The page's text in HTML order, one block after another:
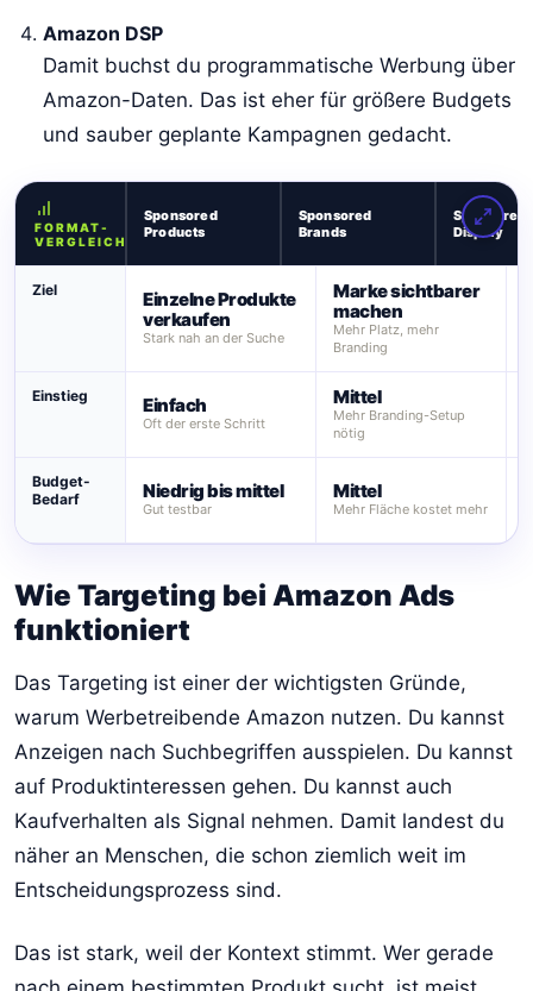
Amazon DSP
Damit buchst du programmatische Werbung über
Amazon-Daten. Das ist eher für größere Budgets
und sauber geplante Kampagnen gedacht.
FORMAT-
VERGLEICH
Sponsored
Products
Sponsored
Brands
Sponsored
Display
Ziel
Einzelne Produkte
verkaufen
Stark nah an der Suche
Marke sichtbarer
machen
Mehr Platz, mehr
Branding
Einstieg Einfach
Oft der erste Schritt
Mittel
Mehr Branding-Setup
nötig
Budget-
Bedarf
Niedrig bis mittel
Gut testbar
Mittel
Mehr Fläche kostet mehr
Wie Targeting bei Amazon Ads
funktioniert
Das Targeting ist einer der wichtigsten Gründe,
warum Werbetreibende Amazon nutzen. Du kannst
Anzeigen nach Suchbegriffen ausspielen. Du kannst
auf Produktinteressen gehen. Du kannst auch
Kaufverhalten als Signal nehmen. Damit landest du
näher an Menschen, die schon ziemlich weit im
Entscheidungsprozess sind.
Das ist stark, weil der Kontext stimmt. Wer gerade